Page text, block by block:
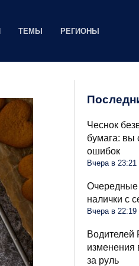
ТЕМЫ РЕГИОНЫ
Чеснок
бумага: вы
ошибок
Вчера в 23:21
Очередные
налички с
Вчера в 22:19
Водителей
изменения
за руль